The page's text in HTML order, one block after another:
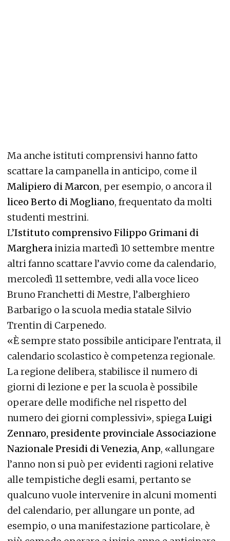
Ma anche istituti comprensivi hanno fatto
scattare la campanella in anticipo, come il
Malipiero di Marcon, per esempio, o ancora il
liceo Berto di Mogliano, frequentato da molti
studenti mestrini.
L’Istituto comprensivo Filippo Grimani di
Margherainizia martedì 10 settembre mentre
altri fanno scattare l’avvio come da calendario,
mercoledì 11 settembre, vedi alla voce liceo
Bruno Franchetti di Mestre, l’alberghiero
Barbarigo o la scuola media statale Silvio
Trentin di Carpenedo.
«È sempre stato possibile anticipare l’entrata, il
calendario scolastico è competenza regionale.
La regione delibera, stabilisce il numero di
giorni di lezione e per la scuola è possibile
operare delle modifiche nel rispetto del
numero dei giorni complessivi», spiegaLuigi
Zennaro, presidente provinciale Associazione
Nazionale Presidi di Venezia, Anp, «allungare
l’anno non si può per evidenti ragioni relative
alle tempistiche degli esami, pertanto se
qualcuno vuole intervenire in alcuni momenti
del calendario, per allungare un ponte, ad
esempio, o una manifestazione particolare, è